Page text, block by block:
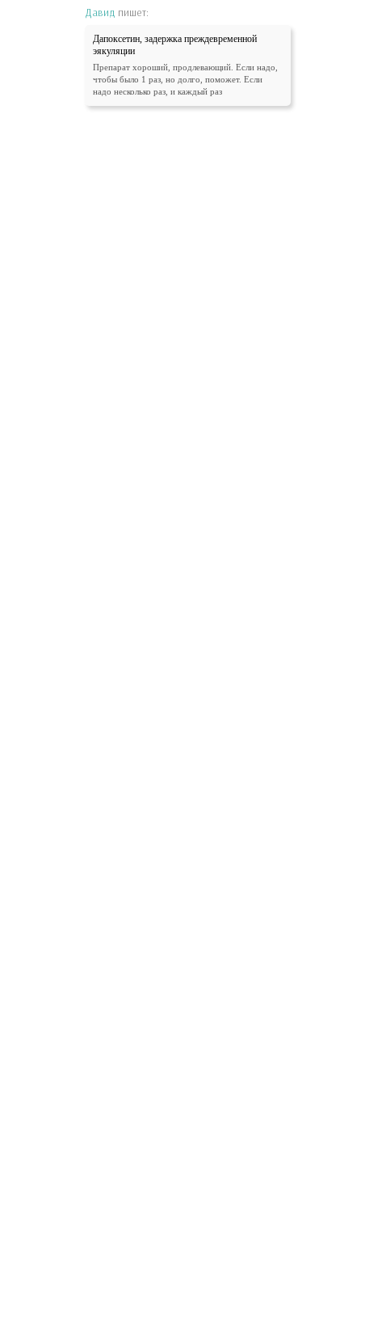
Давид пишет:
Дапоксетин, задержка преждевременной
эякуляции
Препарат хороший, продлевающий. Если надо,
чтобы было 1 раз, но долго, поможет. Если
надо несколько раз, и каждый раз